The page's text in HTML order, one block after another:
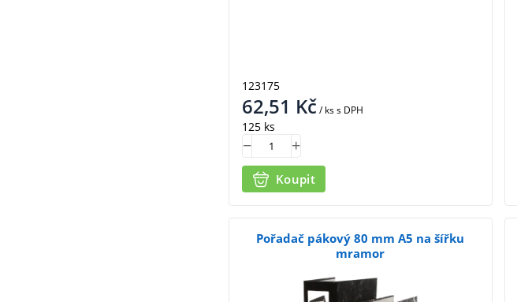
123175
62,51 Kč/ kss DPH
125 ks
Koupit
Pořadač pákový 80 mm A5 na šířku
mramor